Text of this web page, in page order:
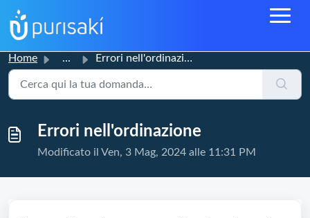
Home ... Errori nell'ordinazione
Errori nell'ordinazione
Modificato il Ven, 3 Mag, 2024 alle 11:31 PM